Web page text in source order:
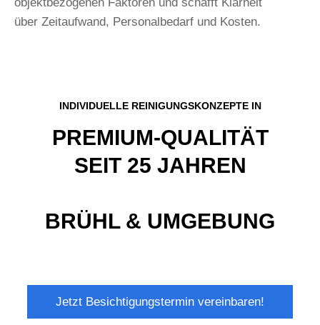
über Zeitaufwand, Personalbedarf und Kosten.
INDIVIDUELLE REINIGUNGSKONZEPTE IN
PREMIUM-QUALITÄT
SEIT 25 JAHREN
BRÜHL & UMGEBUNG
Jetzt Besichtigungstermin vereinbaren!